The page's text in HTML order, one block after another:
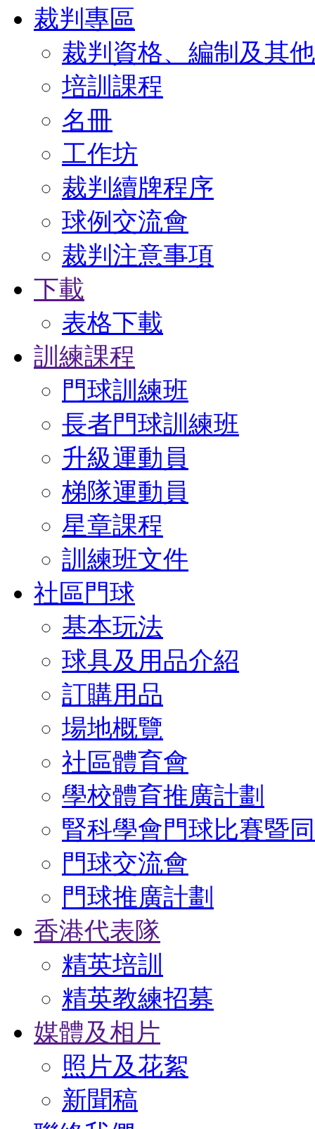
裁判專區
裁判資格、編制及其
培訓課程
名冊
工作坊
裁判續牌程序
球例交流會
裁判注意事項
下載
表格下載
訓練課程
門球訓練班
長者門球訓練班
升級運動員
梯隊運動員
星章課程
訓練班文件
社區門球
基本玩法
球具及用品介紹
訂購用品
場地概覽
社區體育會
學校體育推廣計劃
腎科學會門球比賽暨
門球交流會
門球推廣計劃
香港代表隊
精英培訓
精英教練招募
媒體及相片
照片及花絮
新聞稿